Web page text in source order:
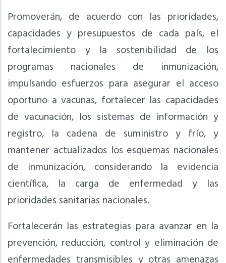
Promoverán, de acuerdo con las prioridades,
capacidades y presupuestos de cada país, el
fortalecimiento y la sostenibilidad de los
programas nacionales de inmunización,
impulsando esfuerzos para asegurar el acceso
oportuno a vacunas, fortalecer las capacidades
de vacunación, los sistemas de información y
registro, la cadena de suministro y frío, y
mantener actualizados los esquemas nacionales
de inmunización, considerando la evidencia
científica, la carga de enfermedad y las
prioridades sanitarias nacionales.
Fortalecerán las estrategias para avanzar en la
prevención, reducción, control y eliminación de